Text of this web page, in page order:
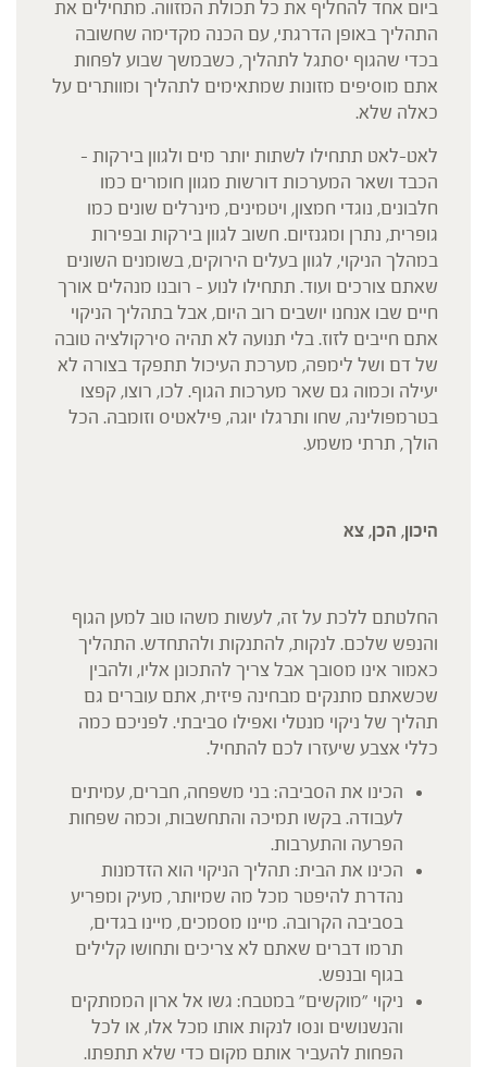
ביום אחד להחליף את כל תכולת המזווה. מתחילים את
התהליך באופן הדרגתי, עם הכנה מקדימה שחשובה
בכדי שהגוף יסתגל לתהליך, כשבמשך שבוע לפחות
אתם מוסיפים מזונות שמתאימים לתהליך ומוותרים על
כאלה שלא.
לאט-לאט תתחילו לשתות יותר מים ולגוון בירקות –
הכבד ושאר המערכות דורשות מגוון חומרים כמו
חלבונים, נוגדי חמצון, ויטמינים, מינרלים שונים כמו
גופרית, נתרן ומגנזיום. חשוב לגוון בירקות ובפירות
במהלך הניקוי, לגוון בעלים הירוקים, בשומנים השונים
שאתם צורכים ועוד. תתחילו לנוע – רובנו מנהלים אורך
חיים שבו אנחנו יושבים רוב היום, אבל בתהליך הניקוי
אתם חייבים לזוז. בלי תנועה לא תהיה סירקולציה טובה
של דם ושל לימפה, מערכת העיכול תתפקד בצורה לא
יעילה וכמוה גם שאר מערכות הגוף. לכו, רוצו, קפצו
בטרמפולינה, שחו ותרגלו יוגה, פילאטיס וזומבה. הכל
הולך, תרתי משמע.
היכון, הכן, צא
החלטתם ללכת על זה, לעשות משהו טוב למען הגוף
והנפש שלכם. לנקות, להתנקות ולהתחדש. התהליך
כאמור אינו מסובך אבל צריך להתכונן אליו, ולהבין
שכשאתם מתנקים מבחינה פיזית, אתם עוברים גם
תהליך של ניקוי מנטלי ואפילו סביבתי. לפניכם כמה
כללי אצבע שיעזרו לכם להתחיל.
הכינו את הסביבה: בני משפחה, חברים, עמיתים
לעבודה. בקשו תמיכה והתחשבות, וכמה שפחות
הפרעה והתערבות.
הכינו את הבית: תהליך הניקוי הוא הזדמנות
נהדרת להיפטר מכל מה שמיותר, מעיק ומפריע
בסביבה הקרובה. מיינו מסמכים, מיינו בגדים,
תרמו דברים שאתם לא צריכים ותחושו קלילים
בגוף ובנפש.
ניקוי "מוקשים" במטבח: גשו אל ארון הממתקים
והנשנושים ונסו לנקות אותו מכל אלו, או לכל
הפחות להעביר אותם מקום כדי שלא תתפתו.